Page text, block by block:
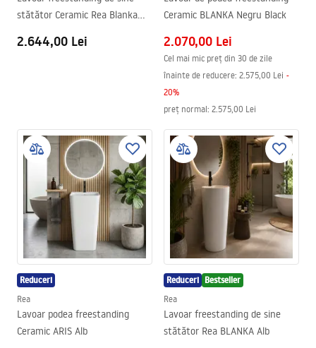
stătător Ceramic Rea Blanka
2.644,00 Lei
Ceramic BLANKA Negru Black
2.070,00 Lei
Cel mai mic preț din 30 de zile
înainte de reducere: 2.575,00 Lei -
20%
preț normal: 2.575,00 Lei
Reduceri
Rea
Lavoar podea freestanding
Ceramic ARIS Alb
Reduceri Bestseller
Rea
Lavoar freestanding de sine
stătător Rea BLANKA Alb